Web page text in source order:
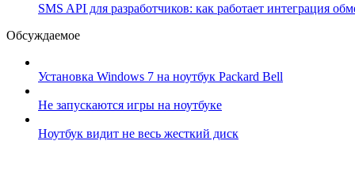
SMS API для разработчиков: как работает интеграция
Обсуждаемое
Установка Windows 7 на ноутбук Packard Bell
Не запускаются игры на ноутбуке
Ноутбук видит не весь жесткий диск